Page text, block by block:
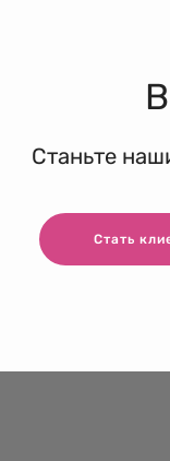
Станьте
Стать